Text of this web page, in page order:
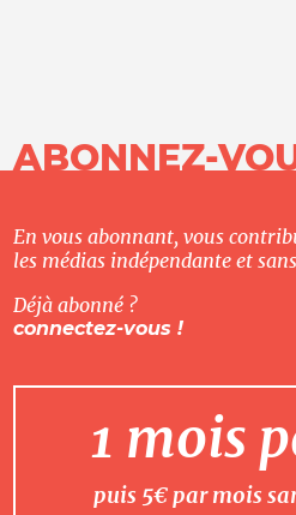
ABONNEZ-
En vous abonnant, vous
les médias indépendante et
Déjà abonné ?
connectez-vous !
1 mois
puis 5€ par mois